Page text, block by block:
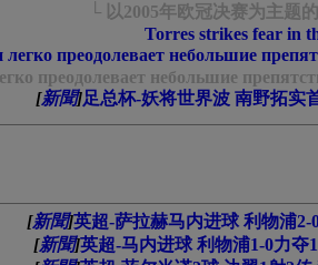
└ 以2005年欧冠决赛为主题
Torres strikes fear in
легко преодолевает небольшие
преодолевает небольшие
[新聞]足总杯-妖将世界波 南野拓实
[新聞]英超-萨拉赫马内进球 利物浦2-
[新聞]英超-马内进球 利物浦1-0力夺